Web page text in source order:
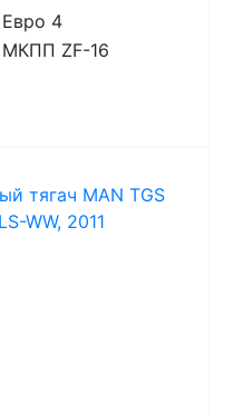
Евро 4
МКПП ZF-16